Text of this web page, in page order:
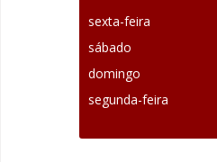
sexta-feira
sábado
domingo
segunda-feira